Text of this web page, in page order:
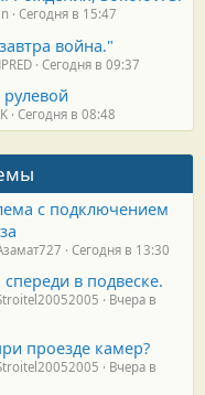
Сегодня в 15:47
война."
Сегодня в 09:37
рулевой
Сегодня в 08:48
с подключением
Сегодня в 13:30
в подвеске.
Вчера в
проезде камер?
Вчера в